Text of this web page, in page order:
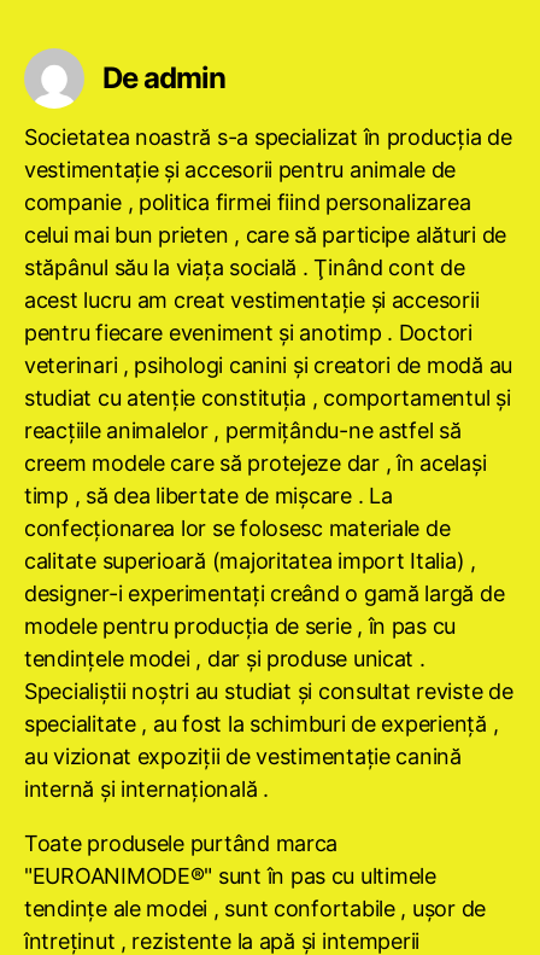
De admin
Societatea noastră s-a specializat în producţia de
vestimentaţie şi accesorii pentru animale de
companie , politica firmei fiind personalizarea
celui mai bun prieten , care să participe alături de
stăpânul său la viaţa socială . Ţinând cont de
acest lucru am creat vestimentaţie şi accesorii
pentru fiecare eveniment şi anotimp . Doctori
veterinari , psihologi canini şi creatori de modă au
studiat cu atenţie constituţia , comportamentul şi
reacţiile animalelor , permiţându-ne astfel să
creem modele care să protejeze dar , în acelaşi
timp , să dea libertate de mişcare . La
confecţionarea lor se folosesc materiale de
calitate superioară (majoritatea import Italia) ,
designer-i experimentaţi creând o gamă largă de
modele pentru producţia de serie , în pas cu
tendinţele modei , dar şi produse unicat .
Specialiştii noştri au studiat şi consultat reviste de
specialitate , au fost la schimburi de experienţă ,
au vizionat expoziţii de vestimentaţie canină
internă şi internaţională .
Toate produsele purtând marca
"EUROANIMODE®" sunt în pas cu ultimele
tendinţe ale modei , sunt confortabile , uşor de
întreţinut , rezistente la apă şi intemperii